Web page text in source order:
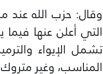
وقال: حزب الله عند
التي أعلن عنها
تشمل الإيواء
المناسب، وغير